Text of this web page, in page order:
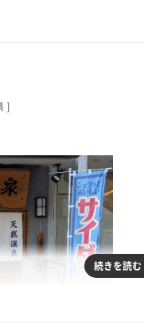
]
続きを読む